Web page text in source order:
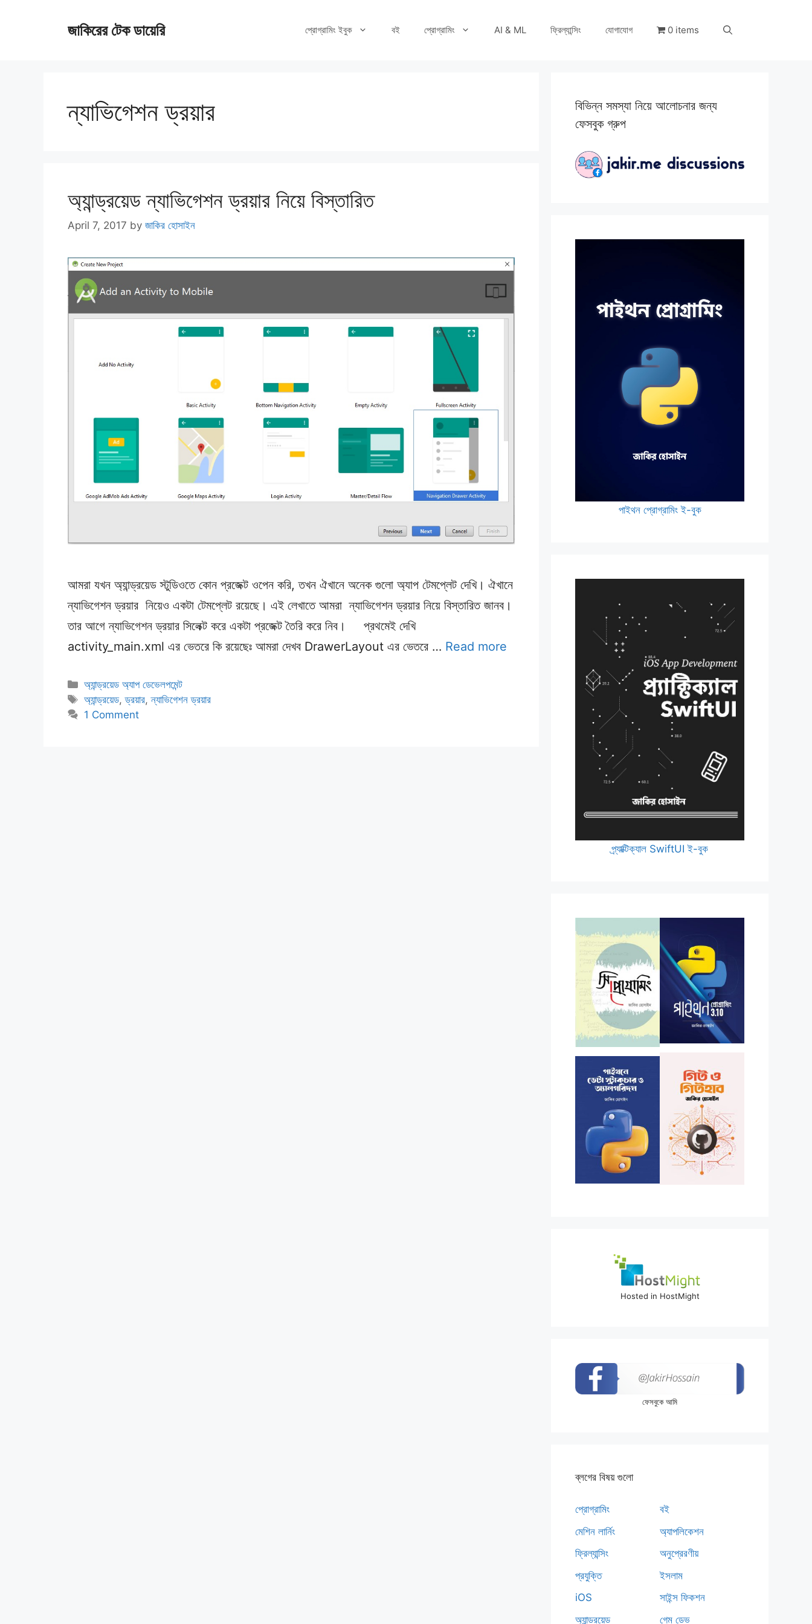
জাকিরের টেক ডায়েরি প্রোগ্রামিং ইবুক বই প্রোগ্রামিং AI & ML ফ্রিল্যান্সিং যোগাযোগ 0 items
ন্যাভিগেশন ড্রয়ার
অ্যান্ড্রয়েড ন্যাভিগেশন ড্রয়ার নিয়ে বিস্তারিত
April 7, 2017 by জাকির হোসাইন
আমরা যখন অ্যান্ড্রয়েড স্টুডিওতে কোন প্রজেক্ট ওপেন করি, তখন ঐখানে অনেক গুলো অ্যাপ টেমপ্লেট দেখি। ঐখানে
ন্যাভিগেশন ড্রয়ার নিয়েও একটা টেমপ্লেট রয়েছে। এই লেখাতে আমরা ন্যাভিগেশন ড্রয়ার নিয়ে বিস্তারিত জানব।
তার আগে ন্যাভিগেশন ড্রয়ার সিলেক্ট করে একটা প্রজেক্ট তৈরি করে নিব। প্রথমেই দেখি
activity_main.xml এর ভেতরে কি রয়েছেঃ আমরা দেখব DrawerLayout এর ভেতরে … Read more
Categories
অ্যান্ড্রয়েড অ্যাপ ডেভেলপমেন্ট
Tags
অ্যান্ড্রয়েড,ড্রয়ার,ন্যাভিগেশন ড্রয়ার
1 Comment
বিভিন্ন সমস্যা নিয়ে আলোচনার জন্য
ফেসবুক গ্রুপ
পাইথন প্রোগ্রামিং ই-বুক
প্র্যাক্টিক্যাল SwiftUI ই-বুক
Hosted in HostMight
ফেসবুকে আমি
ব্লগের বিষয় গুলো
প্রোগ্রামিং
মেশিন লার্নিং
ফ্রিল্যান্সিং
প্রযুক্তি
iOS
অ্যান্ড্রয়েড
বই
অ্যাপলিকেশন
অনুপ্রেরণীয়
ইসলাম
সাইন্স ফিকশন
গেম ডেভ